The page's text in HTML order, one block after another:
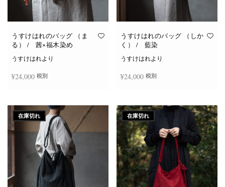
うすけはれのバッグ （ま
る） / 茜×福木染め
うすけはれより
¥24,000 税別
うすけはれのバッグ （しか
く） / 藍染
うすけはれより
¥24,000 税別
在庫切れ 在庫切れ